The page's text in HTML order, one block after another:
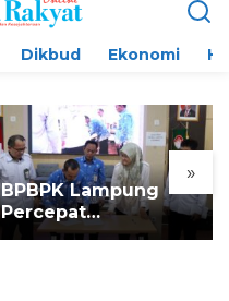
Dikbud Ekonomi
»
BPBPK Lampung
Percepat
Implementasi LLTT